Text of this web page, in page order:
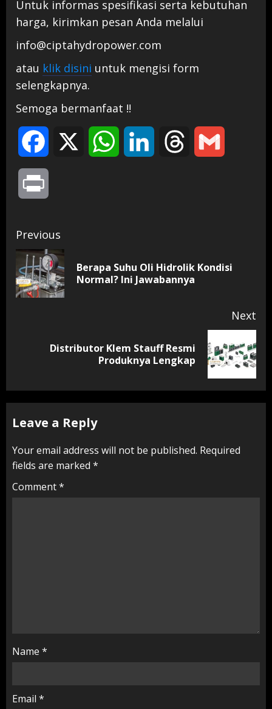
Untuk informas spesifikasi serta kebutuhan
harga, kirimkan pesan Anda melalui
info@ciptahydropower.com
atau klik disini untuk mengisi form
selengkapnya.
Semoga bermanfaat !!
Facebook WhatsAppLinkedIn Threads
Continue
Reading
Previous
Berapa Suhu Oli Hidrolik Kondisi
Normal? Ini Jawabannya
Next
Distributor Klem Stauff Resmi
Produknya Lengkap
Leave a Reply
Your email address will not be published. Required
fields are marked *
Comment*
Name *
Email *